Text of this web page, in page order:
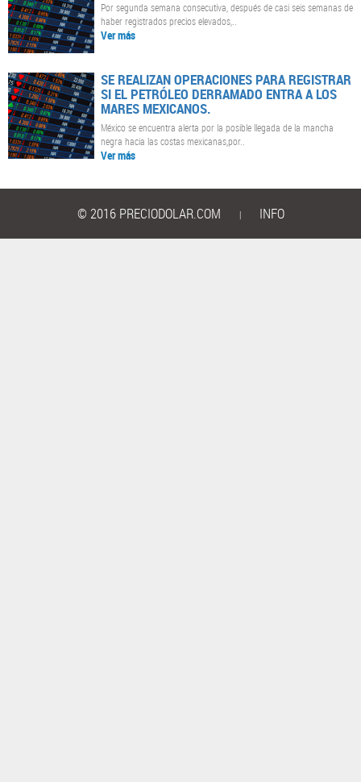
Por segunda semana consecutiva, después de casi seis semanas de
haber registrados precios elevados,..
Ver más
SE REALIZAN OPERACIONES PARA REGISTRAR
SI EL PETRÓLEO DERRAMADO ENTRA A LOS
MARES MEXICANOS.
México se encuentra alerta por la posible llegada de la mancha
negra hacia las costas mexicanas,por..
Ver más
© 2016 PRECIODOLAR.COM | INFO